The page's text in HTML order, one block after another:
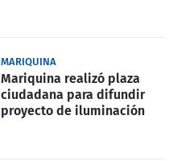
MARIQUINA
Mariquina realizó plaza
ciudadana para difundir
proyecto de iluminación